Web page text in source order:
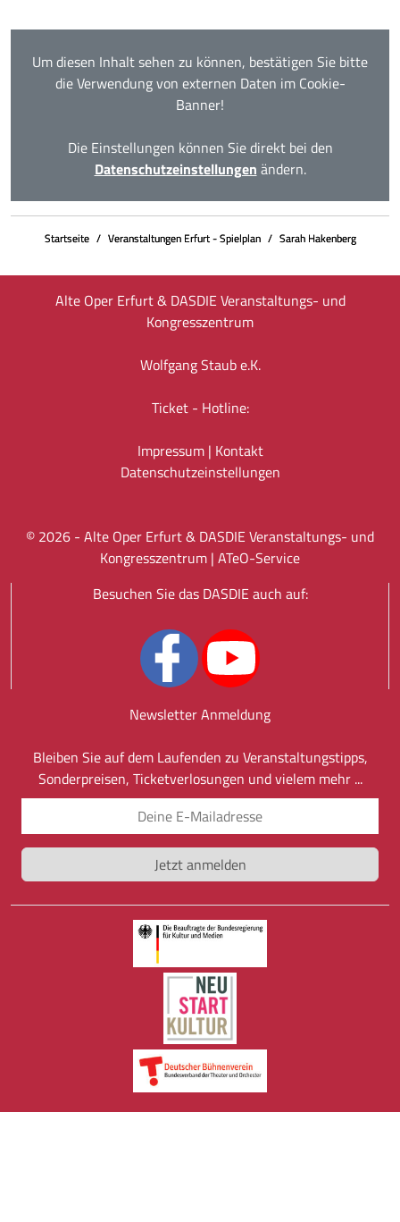
Um diesen Inhalt sehen zu können, bestätigen Sie bitte
die Verwendung von externen Daten im Cookie-
Banner!
Die Einstellungen können Sie direkt bei den
Datenschutzeinstellungen ändern.
Startseite Veranstaltungen Erfurt - Spielplan Sarah Hakenberg
Alte Oper Erfurt & DASDIE Veranstaltungs- und
Kongresszentrum
Wolfgang Staub e.K.
Ticket - Hotline:
Impressum| Kontakt
Datenschutz­einstellungen
© 2026 - Alte Oper Erfurt & DASDIE Veranstaltungs- und
Kongresszentrum | ATeO-Service
Besuchen Sie das DASDIE auch auf:
Newsletter Anmeldung
Bleiben Sie auf dem Laufenden zu Veranstaltungstipps,
Sonderpreisen, Ticketverlosungen und vielem mehr ...